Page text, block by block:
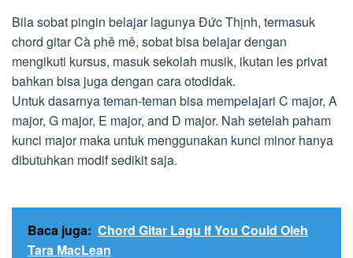
Bila sobat pingin belajar lagunya Đức Thịnh, termasuk
chord gitar Cà phê mê, sobat bisa belajar dengan
mengikuti kursus, masuk sekolah musik, ikutan les privat
bahkan bisa juga dengan cara otodidak.
Untuk dasarnya teman-teman bisa mempelajari C major, A
major, G major, E major, and D major. Nah setelah paham
kunci major maka untuk menggunakan kunci minor hanya
dibutuhkan modif sedikit saja.
Baca juga: Chord Gitar Lagu If You Could Oleh
Tara MacLean